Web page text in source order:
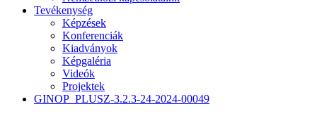
Tevékenység
Képzések
Konferenciák
Kiadványok
Képgaléria
Videók
Projektek
GINOP_PLUSZ-3.2.3-24-2024-00049